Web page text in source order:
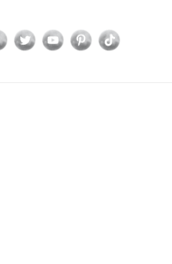
Facebook
TwitterYouTubePinterest